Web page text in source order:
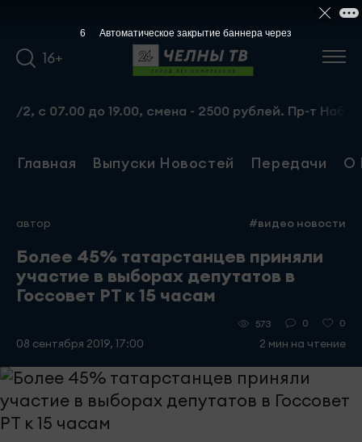
16+
07.00 до 19.00, смена - 2500 рублей. Пр-т
Главная Выпуски Новостей Передачи О
автор #видео новости
Более 45% татарстанцев приняли
участие в выборах депутатов в
Госсовет РТ к 15 часам
08 сентября 2019, 17:00
573 0 0
2 мин на чтение
6 Автоматическое закрытие баннера через